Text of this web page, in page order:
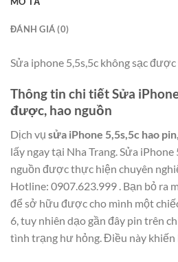
ĐÁNH GIÁ (0)
Sửa iphone 5,5s,5c không sạc
Thông tin chi tiết Sửa
được, hao nguồn
Dịch vụ sửa iPhone 5,5s,5c hao
lấy ngay tại Nha Trang. Sửa iPhone
nguồn được thực hiện chuyên
Hotline: 0907.623.999 . Bạn bỏ ra
để sở hữu được cho mình một
6, tuy nhiên dạo gần đây pin trên
tình trạng hư hỏng. Điều này khiến